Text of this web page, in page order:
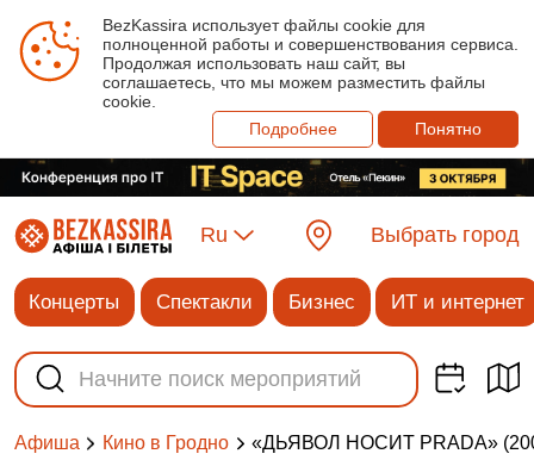
BezKassira использует файлы cookie для
полноценной работы и совершенствования сервиса.
Продолжая использовать наш сайт, вы
соглашаетесь, что мы можем разместить файлы
cookie.
Подробнее
Понятно
Ru Выбрать город
Концерты Спектакли Бизнес ИТ и интернет
Афиша Кино в Гродно «ДЬЯВОЛ НОСИТ PRADA»